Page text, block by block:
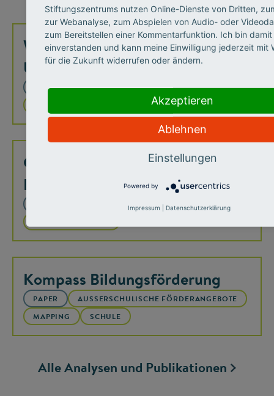
Wie gelingt guter MINT-
Unterricht?
DATEN
MINT-BILDUNG
Charta der Allianz für Schule
Plus
STEUERUNGSWISSEN
Kompass Bildungsförderung
PAPER
AUSSERSCHULISCHE FÖRDERANGEBOTE
MAPPING
SCHULE
Alle Analysen und Publikationen
Stiftungszentrums nutzen Online-Dienste von Dritten,
zur Webanalyse, zum Abspielen von Audio- oder
zum Bereitstellen einer Kommentarfunktion. Ich bin damit
einverstanden und kann meine Einwilligung jederzeit mit
für die Zukunft widerrufen oder ändern.
Akzeptieren
Ablehnen
Einstellungen
Powered by
Impressum Datenschutzerklärung